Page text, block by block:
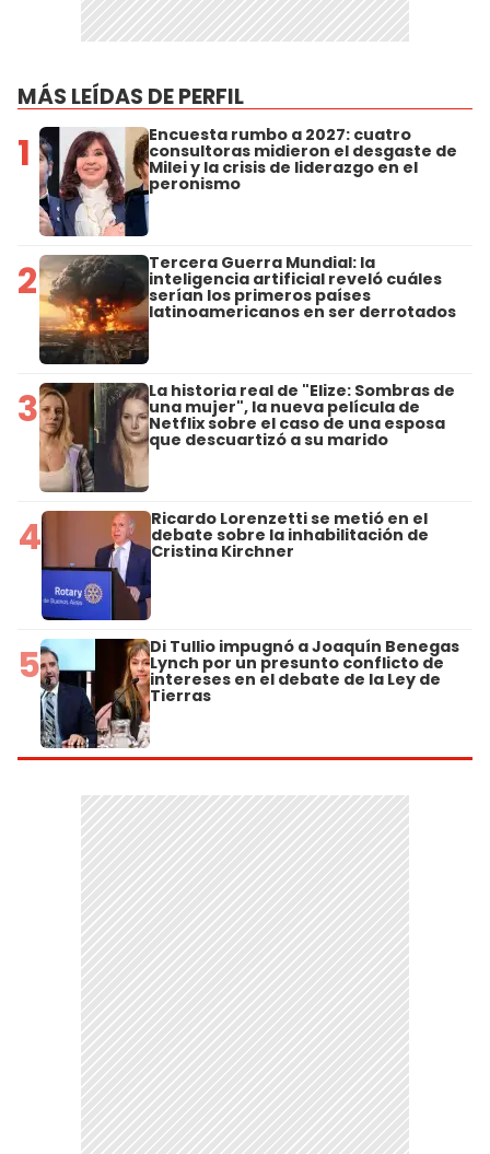
MÁS LEÍDAS DE PERFIL
1 Encuesta rumbo a 2027: cuatro
consultoras midieron el desgaste de
Milei y la crisis de liderazgo en el
peronismo
2 Tercera Guerra Mundial: la
inteligencia artificial reveló cuáles
serían los primeros países
latinoamericanos en ser derrotados
3 La historia real de "Elize: Sombras de
una mujer", la nueva película de
Netflix sobre el caso de una esposa
que descuartizó a su marido
4 Ricardo Lorenzetti se metió en el
debate sobre la inhabilitación de
Cristina Kirchner
5 Di Tullio impugnó a Joaquín Benegas
Lynch por un presunto conflicto de
intereses en el debate de la Ley de
Tierras